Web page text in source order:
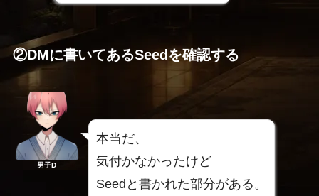
②DMに書いてあるSeedを確認する
男子D
本当だ、
気付かなかったけど
Seedと書かれた部分がある。